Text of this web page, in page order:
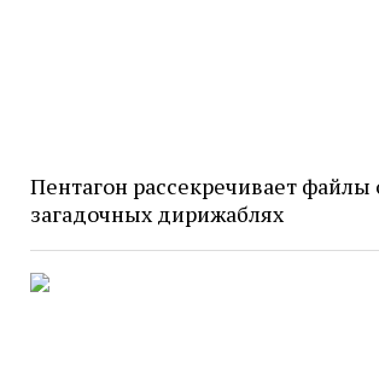
Пентагон рассекречивает файлы
загадочных дирижаблях